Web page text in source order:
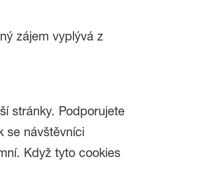
zájem vyplývá z
stránky. Podporujete
se návštěvníci
Když tyto cookies